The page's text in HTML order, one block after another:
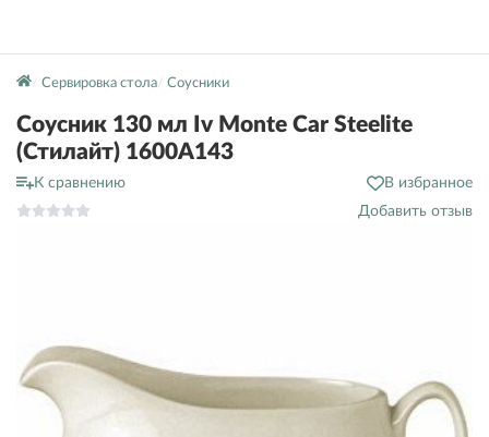
Сервировка стола Соусники
Соусник 130 мл Iv Monte Car Steelite
(Стилайт) 1600A143
К сравнению
В избранное
Добавить отзыв